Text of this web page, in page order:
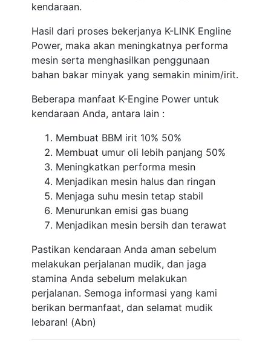
kendaraan.
Hasil dari proses bekerjanya K-LINK Engline
Power, maka akan meningkatnya performa
mesin serta menghasilkan penggunaan
bahan bakar minyak yang semakin minim/irit.
Beberapa manfaat K-Engine Power untuk
kendaraan Anda, antara lain :
Membuat BBM irit 10% 50%
Membuat umur oli lebih panjang 50%
Meningkatkan performa mesin
Menjadikan mesin halus dan ringan
Menjaga suhu mesin tetap stabil
Menurunkan emisi gas buang
Menjadikan mesin bersih dan terawat
Pastikan kendaraan Anda aman sebelum
melakukan perjalanan mudik, dan jaga
stamina Anda sebelum melakukan
perjalanan. Semoga informasi yang kami
berikan bermanfaat, dan selamat mudik
lebaran! (Abn)